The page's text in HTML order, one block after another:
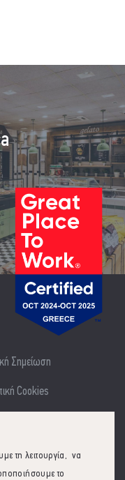
Σημείωση
Cookies
τη λειτουργία, να
το